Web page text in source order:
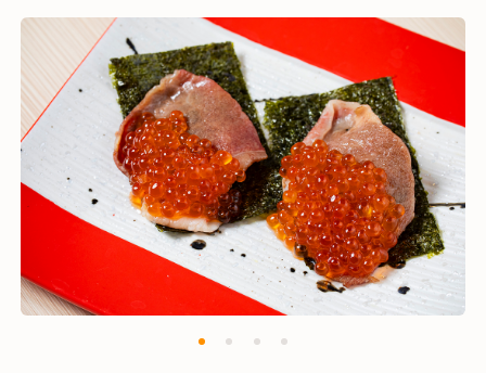
も、当社なら最短距離で実現できます。札幌の活気あ
る現場から、世界を舞台に活躍しませんか？